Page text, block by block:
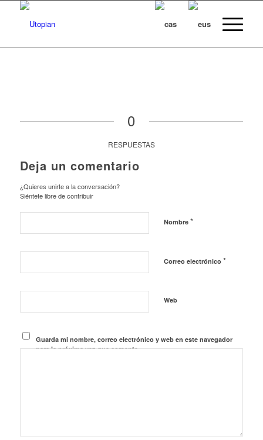
0
RESPUESTAS
Deja un comentario
¿Quieres unirte a la conversación?
Siéntete libre de contribuir
Nombre *
Correo electrónico *
Web
Guarda mi nombre, correo electrónico y web en este navegador
para la próxima vez que comente.